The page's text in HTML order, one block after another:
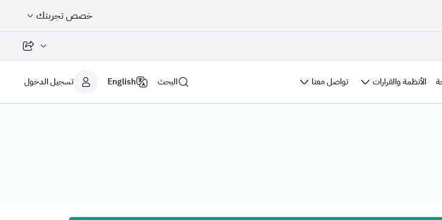
خصص تجربتك
مشاركة
الأنظمة والقرارات تواصل معنا البحث English تسجيل الدخول